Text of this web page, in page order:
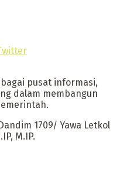
pusat informasi,
dalam membangun
1709/ Yawa Letkol
M.IP.